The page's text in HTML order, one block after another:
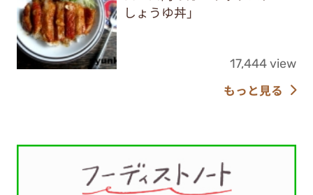
しょうゆ丼」
17,444 view
もっと見る